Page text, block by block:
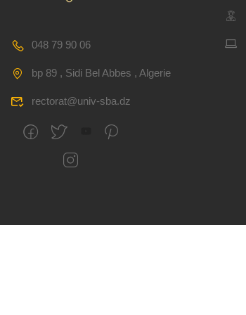
048 79 90 06
bp 89 , Sidi Bel Abbes , Algerie
rectorat@univ-sba.dz